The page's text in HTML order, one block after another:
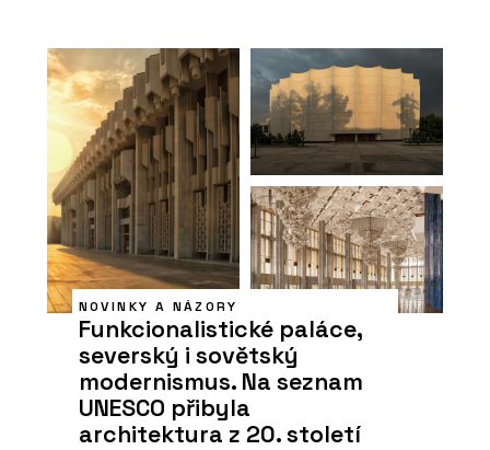
NOVINKY A NÁZORY
Funkcionalistické paláce,
severský i sovětský
modernismus. Na seznam
UNESCO přibyla
architektura z 20. století